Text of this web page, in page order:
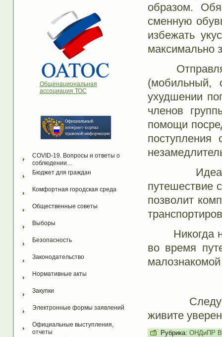
Общенациональная
ассоциация ТОС
COVID-19. Вопросы и ответы о
соблюдении…
Бюджет для граждан
Комфортная городская среда
Общественные советы
Выборы
Безопасность
Законодательство
Нормативные акты
Закупки
Электронные формы заявлений
Официальные выступления,
отчеты
образом.
сменную
избежать
максимально
(мобильный,
ухудшении
членов
помощи
поступления
путешествие
позволит
Никогда не
во время
Следуйте
живите
Рубрика: ОНДиПР